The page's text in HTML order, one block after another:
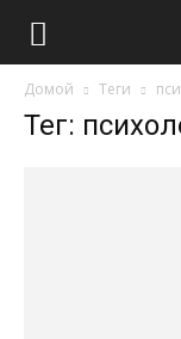
Домой Теги
Тег: